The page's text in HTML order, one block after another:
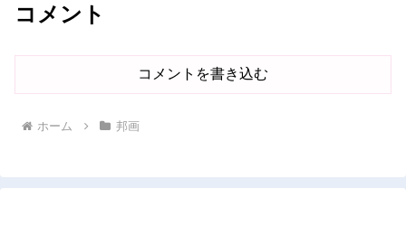
コメント
コメントを書き込む
ホーム 邦画